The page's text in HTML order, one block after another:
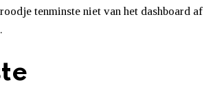
tenminste niet van het dashboard af